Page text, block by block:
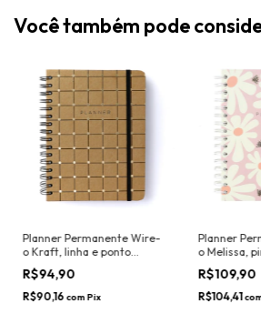
Você também pode
Planner Permanente Wire-
o Kraft, linha e ponto
(14x21cm) - Cicero
R$94,90
R$90,16 com Pix
Planner
o Melissa,
(14x21cm) -
R$109,90
R$104,41